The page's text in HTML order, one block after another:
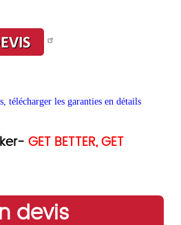
télécharger les garanties en détails
GET BETTER, GET
devis